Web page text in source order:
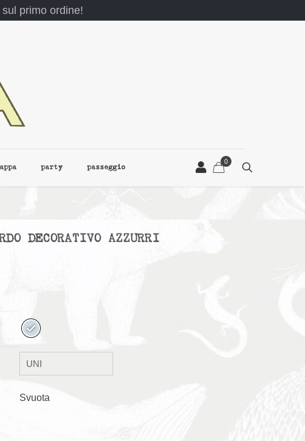
primo ordine!
party passeggio
0
DECORATIVO AZZURRI
Svuota